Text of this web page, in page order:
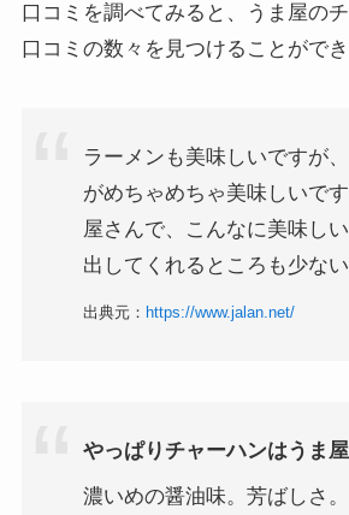
口コミを調べてみると、うま屋の
口コミの数々を見つけることができ
ラーメンも美味しいですが
がめちゃめちゃ美味しいで
屋さんで、こんなに美味し
出してくれるところも少な
出典元： https://www.jalan.net/
やっぱりチャーハンはうま屋
濃いめの醤油味。芳ばしさ